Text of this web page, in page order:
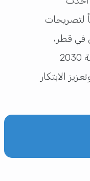
لتصريحات
في قطر،
انسجامه مع رؤية قطر الوطنية 2030
الابتكار